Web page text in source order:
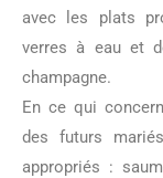
avec les plats
verres à eau et
champagne.
En ce qui
des futurs
appropriés :